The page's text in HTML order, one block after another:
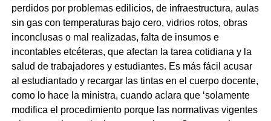
perdidos por problemas edilicios, de infraestructura, aulas
sin gas con temperaturas bajo cero, vidrios rotos, obras
inconclusas o mal realizadas, falta de insumos e
incontables etcéteras, que afectan la tarea cotidiana y la
salud de trabajadores y estudiantes. Es más fácil acusar
al estudiantado y recargar las tintas en el cuerpo docente,
como lo hace la ministra, cuando aclara que ‘solamente
modifica el procedimiento porque las normativas vigentes